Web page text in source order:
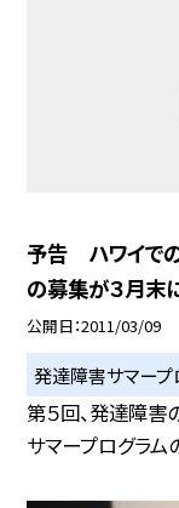
予告 ハワイで
の募集が３月末
公開日 2011/03/09
発達障害サマープ
第５回、発達障
サマープログラム